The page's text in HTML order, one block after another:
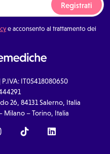
Registrati
e acconsento al trattamento dei
IT05418080650
26, 84131 Salerno, Italia
Milano – Torino, Italia